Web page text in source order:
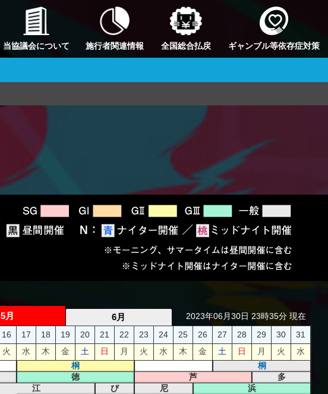
当協議会について 施行者関連情報 全国総合払戻 ギャンブル等依存症対策
5月 6月 2023年06月30日 23時35分 現在
16 17 18 19 20 21 22 23 24 25 26 27 28 29 30
31
火 水 木 金 土 日 月 火 水 木 金 土 日 月 火 水
桐 桐
徳 芦
多
江 び 尼
浜